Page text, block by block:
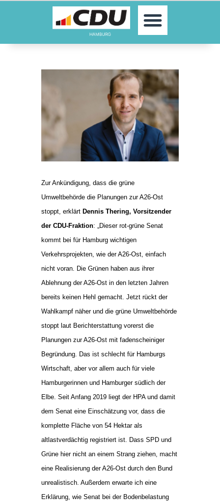
MOIN!
AKTUELLES
PARLAMENTE
KONTAKT
MITGLIED WERDEN!
Zur Ankündigung, dass die grüne
Umweltbehörde die Planungen zur A26-Ost
stoppt, erklärt Dennis Thering, Vorsitzender
der CDU-Fraktion: „Dieser rot-grüne Senat
kommt bei für Hamburg wichtigen
Verkehrsprojekten, wie der A26-Ost, einfach
nicht voran. Die Grünen haben aus ihrer
Ablehnung der A26-Ost in den letzten Jahren
bereits keinen Hehl gemacht. Jetzt rückt der
Wahlkampf näher und die grüne Umweltbehörde
stoppt laut Berichterstattung vorerst die
Planungen zur A26-Ost mit fadenscheiniger
Begründung. Das ist schlecht für Hamburgs
Wirtschaft, aber vor allem auch für viele
Hamburgerinnen und Hamburger südlich der
Elbe. Seit Anfang 2019 liegt der HPA und damit
dem Senat eine Einschätzung vor, dass die
komplette Fläche von 54 Hektar als
altlastverdächtig registriert ist. Dass SPD und
Grüne hier nicht an einem Strang ziehen, macht
eine Realisierung der A26-Ost durch den Bund
unrealistisch. Außerdem erwarte ich eine
Erklärung, wie Senat bei der Bodenbelastung